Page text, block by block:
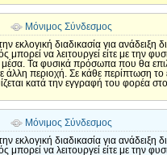
Μόνιμος Σύνδεσμος
εκλογική διαδικασία για ανάδειξη
μπορεί να λειτουργεί είτε με την
μέσα. Τα φυσικά πρόσωπα που θα
περιοχή. Σε κάθε περίπτωση το
κατά την εγγραφή του φορέα
Μόνιμος Σύνδεσμος
εκλογική διαδικασία για ανάδειξη
μπορεί να λειτουργεί είτε με την